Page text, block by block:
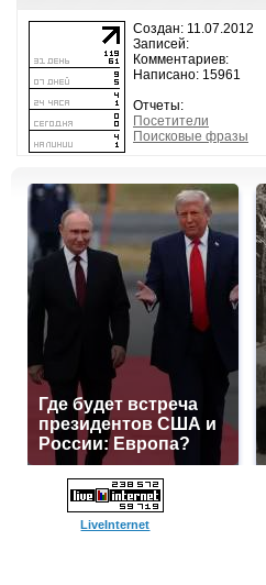
Создан: 11.07.2012
Записей:
Комментариев:
Написано: 15961
Отчеты:
Посетители
Поисковые фразы
Где будет встреча
президентов США и
России: Европа?
LiveInternet